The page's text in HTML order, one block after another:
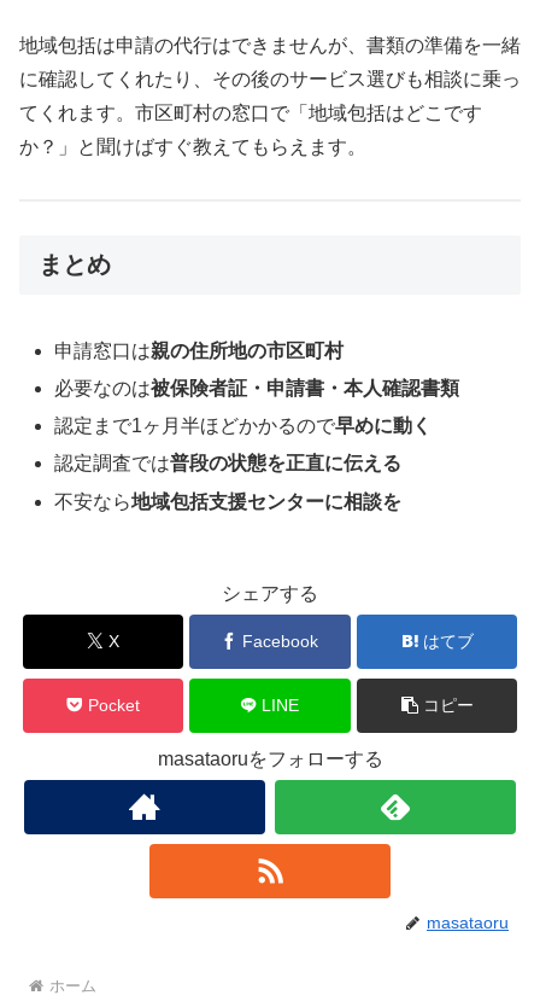
地域包括は申請の代行はできませんが、書類の準備を一緒
に確認してくれたり、その後のサービス選びも相談に乗っ
てくれます。市区町村の窓口で「地域包括はどこです
か？」と聞けばすぐ教えてもらえます。
まとめ
申請窓口は親の住所地の市区町村
必要なのは被保険者証・申請書・本人確認書類
認定まで1ヶ月半ほどかかるので早めに動く
認定調査では普段の状態を正直に伝える
不安なら地域包括支援センターに相談を
シェアする
X Facebook はてブ
Pocket LINE コピー
masataoruをフォローする
masataoru
ホーム